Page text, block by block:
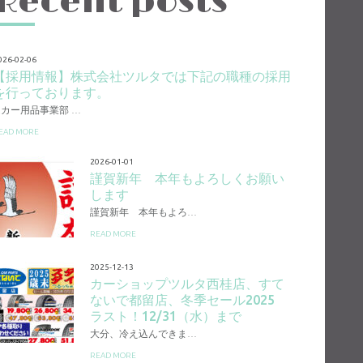
02-06
採用情報】株式会社ツルタでは下記の職種の採用
行っております。
ー用品事業部 …
MORE
2026-01-01
謹賀新年 本年もよろしくお願い
します
謹賀新年 本年もよろ…
READ MORE
2025-12-13
カーショップツルタ西桂店、すて
ないで都留店、冬季セール2025
ラスト！12/31（水）まで
大分、冷え込んできま…
READ MORE